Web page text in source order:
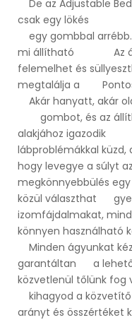
De az Adjustable
csak egy lökés
egy gombbal arrébb.
mi állítható Az
felemelhet és
megtalálja a Pontos
Akár hanyatt, akár
gombot, és az
alakjához igazodik
lábproblémákkal
hogy levegye a
megkönnyebbülés
közül választhat
izomfájdalmakat,
könnyen használható
Minden ágyunkat
garantáltan a lehető
közvetlenül tőlünk fog
kihagyod a
arányt és